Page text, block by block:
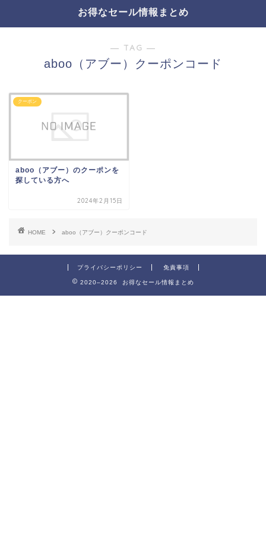
お得なセール情報まとめ
― TAG ―
aboo（アブー）クーポンコード
クーポン
aboo（アブー）のクーポンを
探している方へ
2024年2月15日
HOME aboo（アブー）クーポンコード
プライバシーポリシー 免責事項
2020–2026 お得なセール情報まとめ